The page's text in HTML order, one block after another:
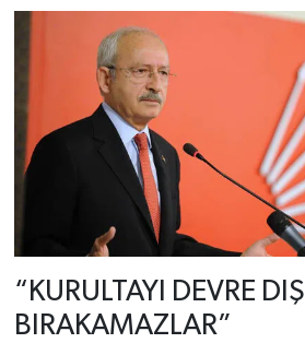
“KURULTAYI DEVRE DIŞI
BIRAKAMAZLAR”